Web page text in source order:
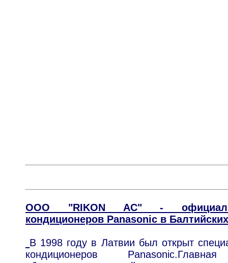
ООО "RIKON AC" -
кондиционеров Panasonic в
В 1998 году в Латвии был открыт
кондиционеров Panasonic.